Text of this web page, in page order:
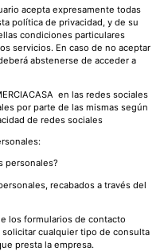
acepta expresamente todas
política de privacidad, y de su
condiciones particulares
servicios. En caso de no aceptar
abstenerse de acceder a
en las redes sociales
por parte de las mismas según
de redes sociales
personales?
recabados a través del
los formularios de contacto
cualquier tipo de consulta
presta la empresa.